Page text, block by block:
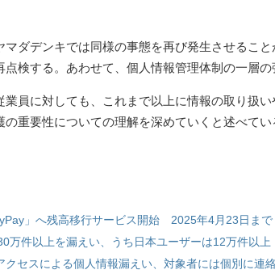
ダデンキでは同様の事態を再び発生させるこ
検する。あわせて、個人情報管理体制の一層の
業員に対しても、これまで以上に情報の取り扱
重要性についての理解を深めていくと述べてい
」へ残高移行サービス開始 2025年4月23日まで
万件以上を漏えい、うち日本ユーザーは12万件以上
クセスによる個人情報漏えい、対象者には個別に連